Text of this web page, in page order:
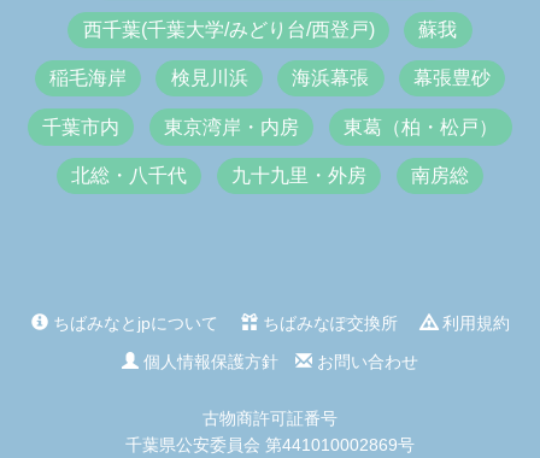
西千葉(千葉大学/みどり台/西登戸) 蘇我
稲毛海岸 検見川浜 海浜幕張 幕張豊砂
千葉市内 東京湾岸・内房 東葛（柏・松戸）
北総・八千代 九十九里・外房 南房総
ちばみなとjpについて ちばみなぽ交換所
利用規約
個人情報保護方針
お問い合わせ
古物商許可証番号
千葉県公安委員会 第441010002869号